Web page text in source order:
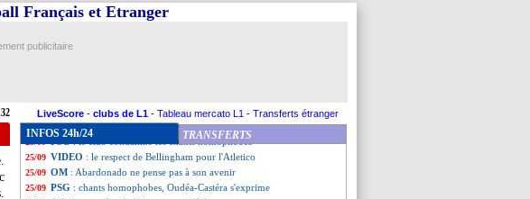
Français et Etranger
publicitaire
LiveScore - clubs de L1 - Tableau mercato L1 - Transferts étranger
INFOS 24h/24 TRANSFERTS
25/09 PSG: Barcola bluffé par le Parc des Princes
25/09 Naples: Garcia, Bergomi voit un malaise
25/09 OM: Abardonado agacé par le calendrier
25/09 PSG: les insultes des joueurs, la LFP active !
25/09 Montpellier: la pelouse, Der Zakarian révolté
: le club condamne les chants homophobes
25/09 VIDEO : le respect de Bellingham pour l'Atletico
25/09 OM : Abardonado ne pense pas à son avenir
25/09 PSG : chants homophobes, Oudéa-Castéra s'exprime